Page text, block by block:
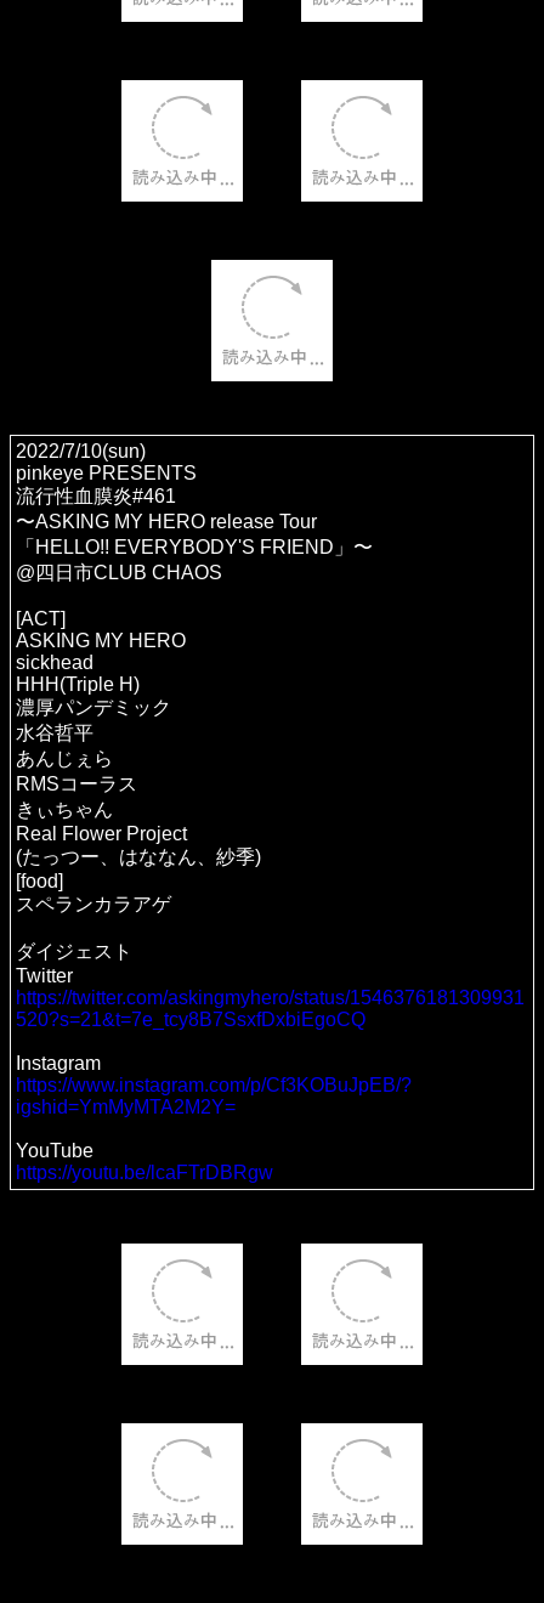
2022/7/10(sun)
pinkeye PRESENTS
流行性血膜炎#461
〜ASKING MY HERO release Tour
「HELLO!! EVERYBODY'S FRIEND」〜
@四日市CLUB CHAOS
[ACT]
ASKING MY HERO
sickhead
HHH(Triple H)
濃厚パンデミック
水谷哲平
あんじぇら
RMSコーラス
きぃちゃん
Real Flower Project
(たっつー、はななん、紗季)
[food]
スペランカラアゲ
ダイジェスト
Twitter
https://twitter.com/askingmyhero/status/1546376181309931
520?s=21&t=7e_tcy8B7SsxfDxbiEgoCQ
Instagram
https://www.instagram.com/p/Cf3KOBuJpEB/?
igshid=YmMyMTA2M2Y=
YouTube
https://youtu.be/lcaFTrDBRgw